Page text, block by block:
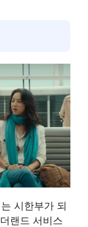
시한부가 되
랜드 서비스